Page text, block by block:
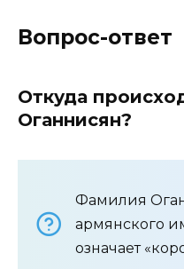
Вопрос-ответ
Откуда
Оганнисян?
Фамилия
армянского
означает